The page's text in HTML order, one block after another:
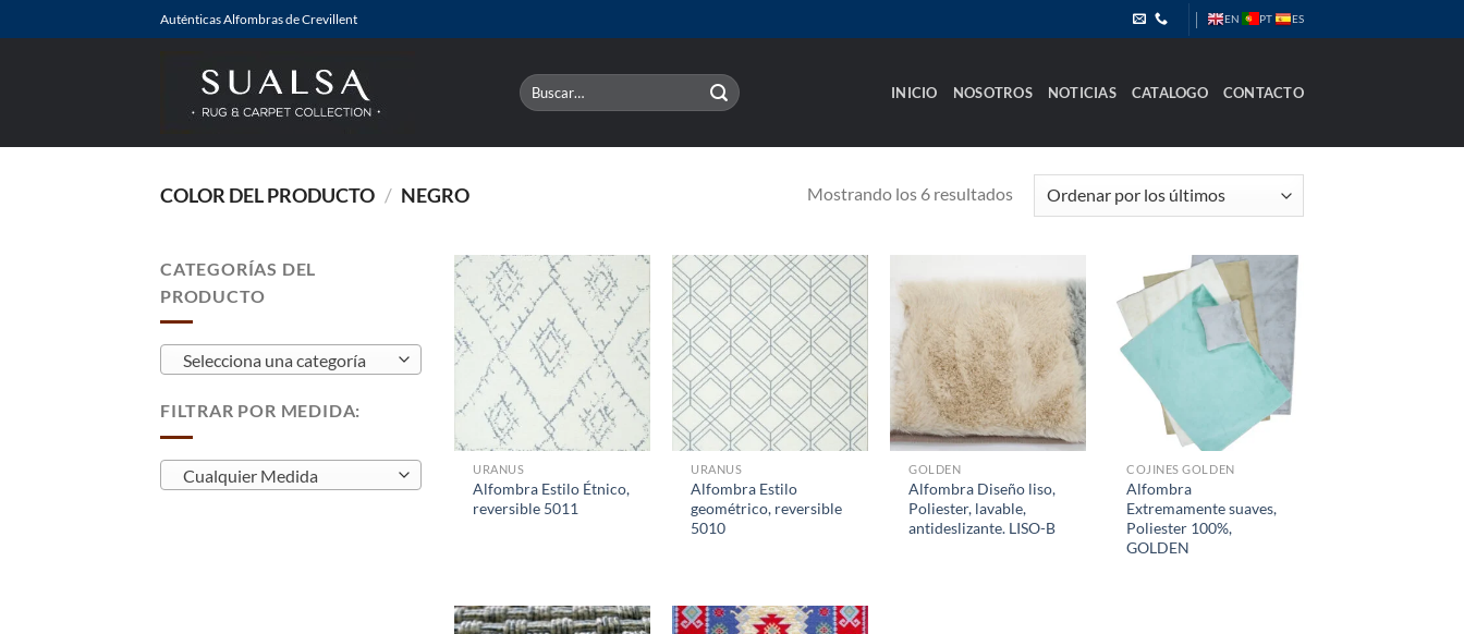
al
Auténticas Alfombras de Crevillent EN PT ES
Buscar
por:
INICIO NOSOTROS NOTICIAS CATALOGO CONTACTO
COLOR DEL PRODUCTO / NEGRO Mostrando los 6 resultadosOrdenado
por
CATEGORÍAS DEL
PRODUCTO
Selecciona una categoría
FILTRAR POR MEDIDA:
Cualquier Medida URANUS
Alfombra Estilo Étnico,
reversible 5011
URANUS
Alfombra Estilo
geométrico, reversible
5010
GOLDEN
Alfombra Diseño liso,
Poliester, lavable,
antideslizante. LISO-B
COJINES GOLDEN
Alfombra
Extremamente suaves,
Poliester 100%,
GOLDEN